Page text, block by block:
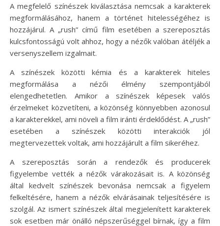
A megfelelő színészek kiválasztása nemcsak a karakterek
megformálásához, hanem a történet hitelességéhez is
hozzájárul. A „rush” című film esetében a szereposztás
kulcsfontosságú volt ahhoz, hogy a nézők valóban átéljék a
versenyszellem izgalmait.
A színészek közötti kémia és a karakterek hiteles
megformálása a nézői élmény szempontjából
elengedhetetlen. Amikor a színészek képesek valós
érzelmeket közvetíteni, a közönség könnyebben azonosul
a karakterekkel, ami növeli a film iránti érdeklődést. A „rush”
esetében a színészek közötti interakciók jól
megtervezettek voltak, ami hozzájárult a film sikeréhez.
A szereposztás során a rendezők és producerek
figyelembe vették a nézők várakozásait is. A közönség
által kedvelt színészek bevonása nemcsak a figyelem
felkeltésére, hanem a nézők elvárásainak teljesítésére is
szolgál. Az ismert színészek által megjelenített karakterek
sok esetben már önálló népszerűséggel bírnak, így a film